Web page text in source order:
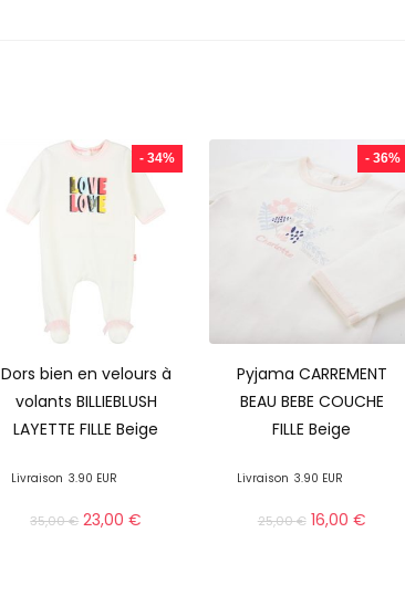
- 34%
Dors bien en velours à
volants BILLIEBLUSH
LAYETTE FILLE Beige
Livraison 3.90 EUR
35,00€ 23,00€
- 36%
Pyjama CARREMENT
BEAU BEBE COUCHE
FILLE Beige
Livraison 3.90 EUR
25,00€ 16,00 €